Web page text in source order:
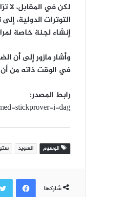
لكن في المقابل، لا
التوترات الدولية،
إنشاء لجنة خاصة
وأشار مازور إلى أن
في الوقت ذاته من أن
رابط المصدر:
stickprover-i-dag
الوسوم السويد
شاركها